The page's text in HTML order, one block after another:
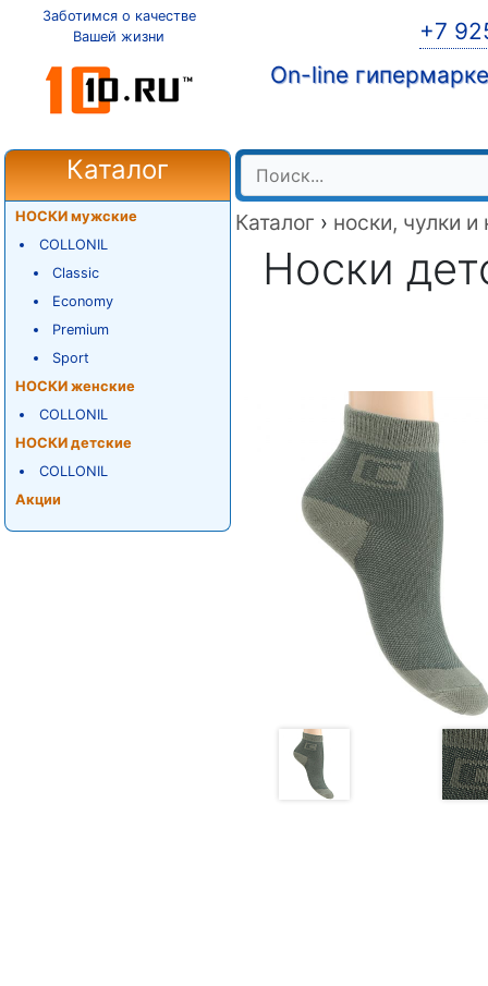
Заботимся о качестве
Вашей жизни
+7
On-line
Каталог
НОСКИ мужские
COLLONIL
Classic
Economy
Premium
Sport
НОСКИ женские
COLLONIL
НОСКИ детские
COLLONIL
Акции
Каталог › носки, чулки и
Носки